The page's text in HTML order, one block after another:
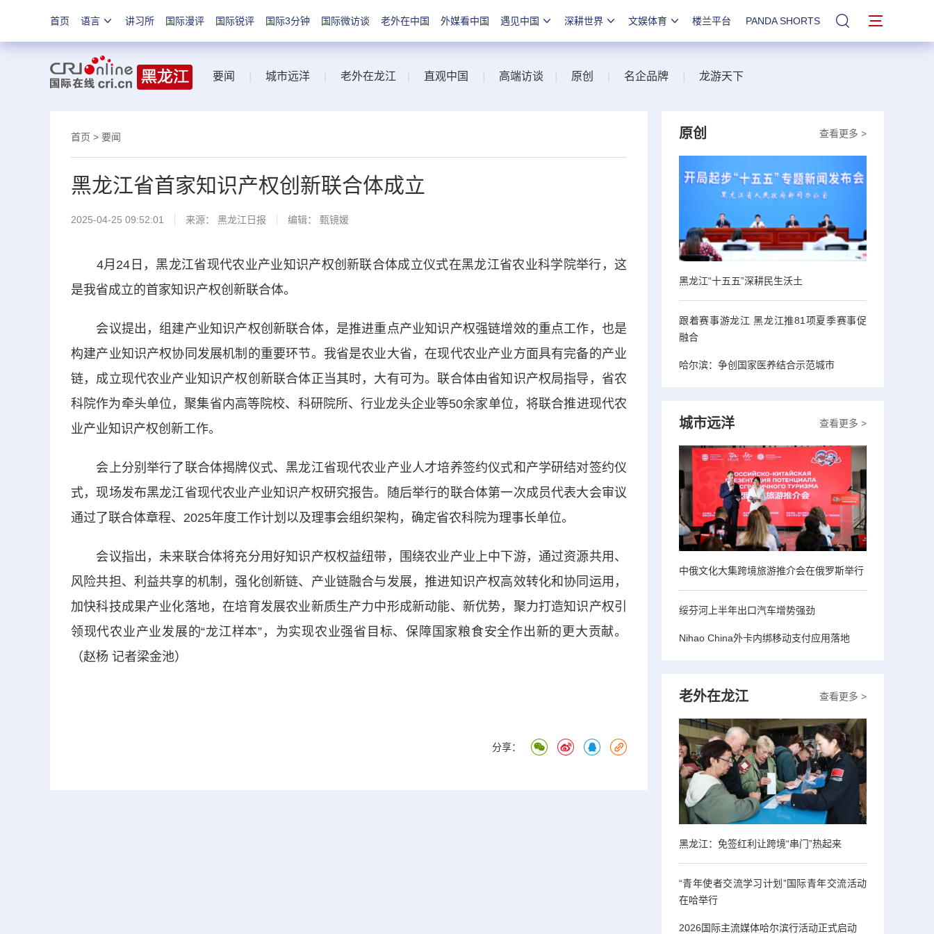
首页 语言 讲习所 国际漫评 国际锐评 国际3分钟 国际微访谈 老外在中国 外媒看中国 遇见中国 深耕世界 文娱体育 楼兰平台 PANDA SHORTS 站内搜索
要闻 城市远洋 老外在龙江 直观中国 高端访谈 原创 名企品牌 龙游天下
首页 > 要闻
黑龙江省首家知识产权创新联合体成立
2025-04-25 09:52:01 来源： 黑龙江日报 编辑： 甄镜媛
4月24日，黑龙江省现代农业产业知识产权创新联合体成立仪式在黑龙江省农业科学院举行，这
是我省成立的首家知识产权创新联合体。
会议提出，组建产业知识产权创新联合体，是推进重点产业知识产权强链增效的重点工作，也是
构建产业知识产权协同发展机制的重要环节。我省是农业大省，在现代农业产业方面具有完备的产业
链，成立现代农业产业知识产权创新联合体正当其时，大有可为。联合体由省知识产权局指导，省农
科院作为牵头单位，聚集省内高等院校、科研院所、行业龙头企业等50余家单位，将联合推进现代农
业产业知识产权创新工作。
会上分别举行了联合体揭牌仪式、黑龙江省现代农业产业人才培养签约仪式和产学研结对签约仪
式，现场发布黑龙江省现代农业产业知识产权研究报告。随后举行的联合体第一次成员代表大会审议
通过了联合体章程、2025年度工作计划以及理事会组织架构，确定省农科院为理事长单位。
会议指出，未来联合体将充分用好知识产权权益纽带，围绕农业产业上中下游，通过资源共用、
风险共担、利益共享的机制，强化创新链、产业链融合与发展，推进知识产权高效转化和协同运用，
加快科技成果产业化落地，在培育发展农业新质生产力中形成新动能、新优势，聚力打造知识产权引
领现代农业产业发展的“龙江样本”，为实现农业强省目标、保障国家粮食安全作出新的更大贡献。
（赵杨 记者梁金池）
分享：
查看更多 >
原创
黑龙江“十五五”深耕民生沃土
跟着赛事游龙江 黑龙江推81项夏季赛事促
融合
哈尔滨：争创国家医养结合示范城市
查看更多 >
城市远洋
中俄文化大集跨境旅游推介会在俄罗斯举行
绥芬河上半年出口汽车增势强劲
Nihao China外卡内绑移动支付应用落地
查看更多 >
老外在龙江
黑龙江：免签红利让跨境“串门”热起来
“青年使者交流学习计划”国际青年交流活动
在哈举行
2026国际主流媒体哈尔滨行活动正式启动